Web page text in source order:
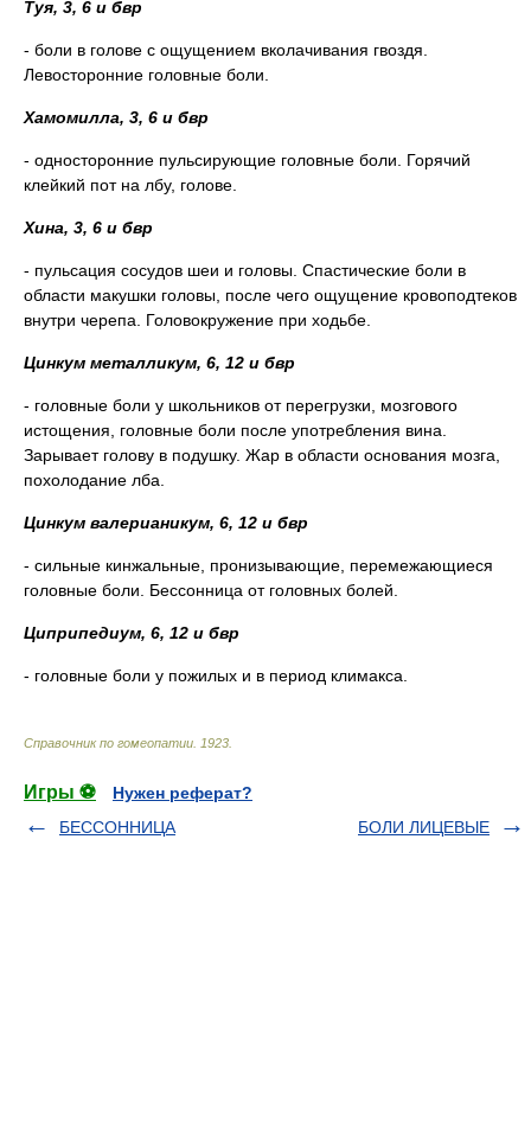
Туя, 3, 6 и бвр
- боли в голове с ощущением вколачивания гвоздя.
Левосторонние головные боли.
Хамомилла, 3, 6 и бвр
- односторонние пульсирующие головные боли. Горячий
клейкий пот на лбу, голове.
Хина, 3, 6 и бвр
- пульсация сосудов шеи и головы. Спастические боли в
области макушки головы, после чего ощущение кровоподтеков
внутри черепа. Головокружение при ходьбе.
Цинкум металликум, 6, 12 и бвр
- головные боли у школьников от перегрузки, мозгового
истощения, головные боли после употребления вина.
Зарывает голову в подушку. Жар в области основания мозга,
похолодание лба.
Цинкум валерианикум, 6, 12 и бвр
- сильные кинжальные, пронизывающие, перемежающиеся
головные боли. Бессонница от головных болей.
Циприпедиум, 6, 12 и бвр
- головные боли у пожилых и в период климакса.
Справочник по гомеопатии 1923
Игры ⚽
Нужен реферат?
БЕССОННИЦА
БОЛИ ЛИЦЕВЫЕ